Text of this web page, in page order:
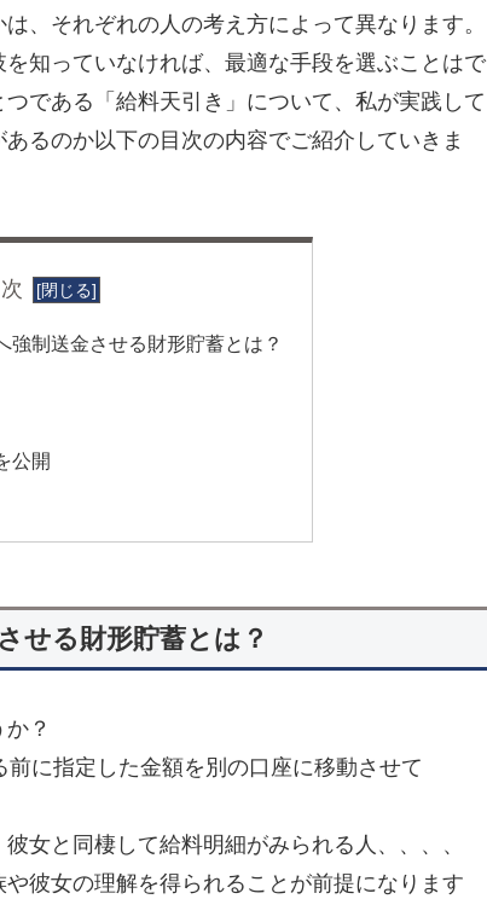
、それぞれの人の考え方によって異なります。
知っていなければ、最適な手段を選ぶことはで
である「給料天引き」について、私が実践して
るのか以下の目次の内容でご紹介していきま
強制送金させる財形貯蓄とは？
公開
せる財形貯蓄とは？
？
に指定した金額を別の口座に移動させて
女と同棲して給料明細がみられる人、、、、
彼女の理解を得られることが前提になります